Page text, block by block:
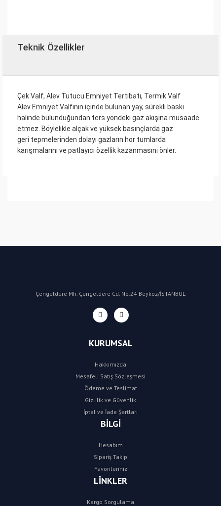
Teknik Özellikler
Çek Valf, Alev Tutucu Emniyet Tertibatı, Termik Valf
Alev Emniyet Valfının içinde bulunan yay, sürekli baskı
halinde bulunduğundan ters yöndeki gaz akışına müsaade
etmez. Böylelikle alçak ve yüksek basınçlarda gaz
geri tepmelerinden dolayı gazların hor tumlarda
karışmalarını ve patlayıcı özellik kazanmasını önler.
Çengeldere Mh. Çengeldere Cd. No:24 Beykoz/İSTANBUL
KURUMSAL
Hakkımızda
Mesafeli Satış Sözleşmesi
Ödeme ve Teslimat
Gizlilik ve Güvenlik
İptal ve İade Şartları
BİLGİ
Hesabım
Sipariş Takip
Favorileriniz
LİNKLER
Kargo Sorgulama